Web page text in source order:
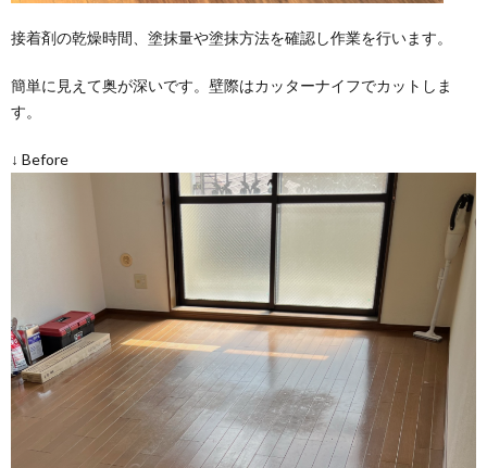
接着剤の乾燥時間、塗抹量や塗抹方法を確認し作業を行います。
簡単に見えて奥が深いです。壁際はカッターナイフでカットしま
す。
↓ Before